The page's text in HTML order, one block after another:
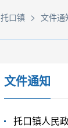
托口镇 > 文件通
文件通知
托口镇人民